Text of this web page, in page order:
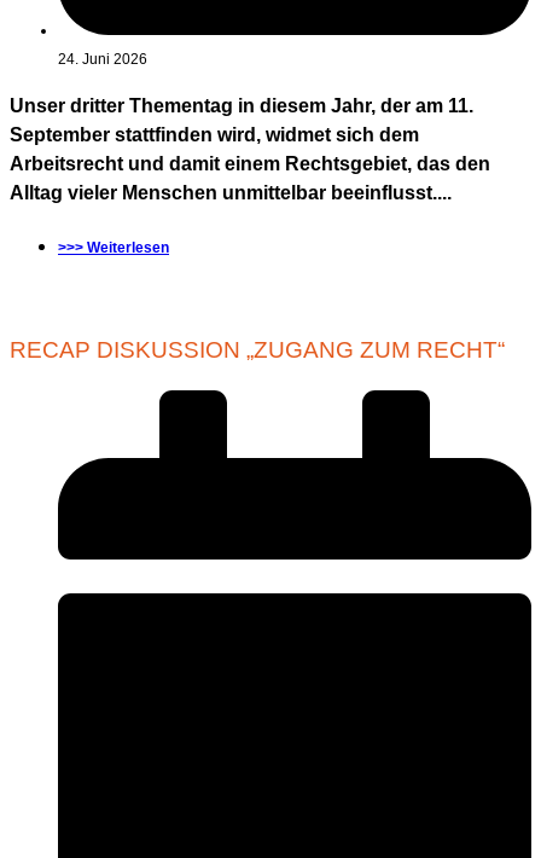
24. Juni 2026
Unser dritter Thementag in diesem Jahr, der am 11.
September stattfinden wird, widmet sich dem
Arbeitsrecht und damit einem Rechtsgebiet, das den
Alltag vieler Menschen unmittelbar beeinflusst....
>>> Weiterlesen
RECAP DISKUSSION „ZUGANG ZUM RECHT“